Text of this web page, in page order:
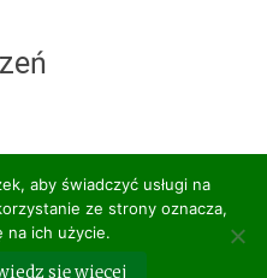
. All rights reserved. Theme:
aby świadczyć usługi na
ze strony oznacza,
na ich użycie.
się więcej